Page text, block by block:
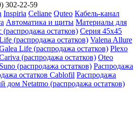
302-22-59
Inspiria Celiane Quteo Кабель-канал
Автоматика и щиты Материалы для
(распродажа остатков) Серия 45х45
(распродажа остатков) Valena Allure
Life (распродажа остатков) Plexo
(распродажа остатков) Oteo
Suno (распродажа остатков) Распродажа
остатков Cablofil Распродажа
дом Netatmo (распродажа остатков)